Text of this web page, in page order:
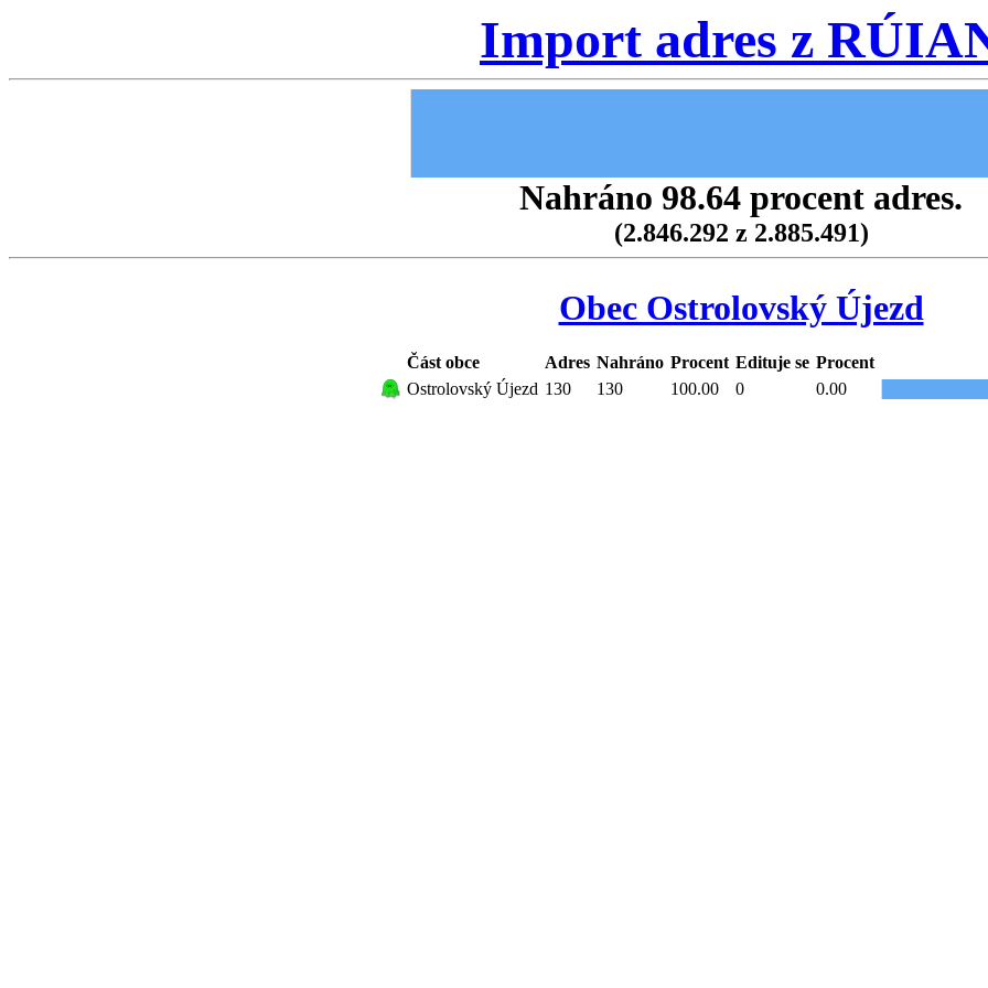
Import adres z
Nahráno 98.64 procent adres.
(2.846.292 z 2.885.491)
Obec Ostrolovský Újezd
Část obce Adres Nahráno Procent Edituje se Procent
Ostrolovský Újezd 130 130 100.00 0 0.00